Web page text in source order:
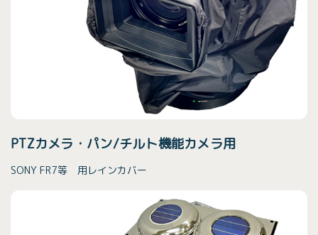
PTZカメラ・パン/チルト機能カメラ用
SONY FR7等 用レインカバー